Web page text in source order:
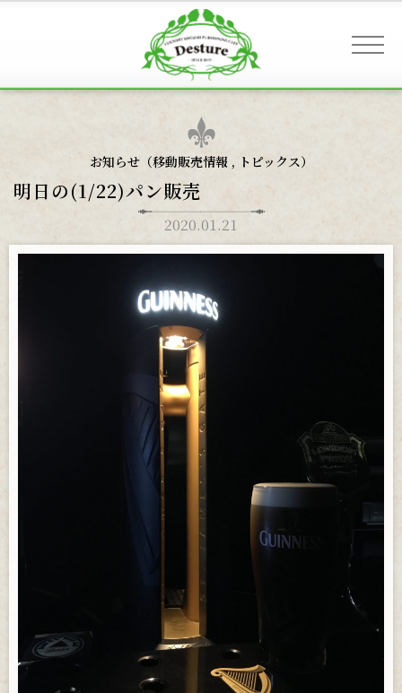
お客様へのご案内
お知らせ（移動販売情報, トピックス）
明日の(1/22)パン販売
2020.01.21